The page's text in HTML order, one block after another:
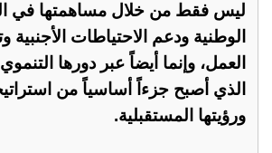
ليس فقط من خلال مساهمتها في
الوطنية ودعم الاحتياطات
العمل، وإنما أيضاً عبر دورها
الذي أصبح جزءاً أساسياً من
ورؤيتها المستقبلية.